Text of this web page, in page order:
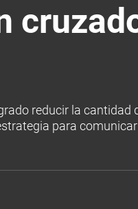
reducir la
para